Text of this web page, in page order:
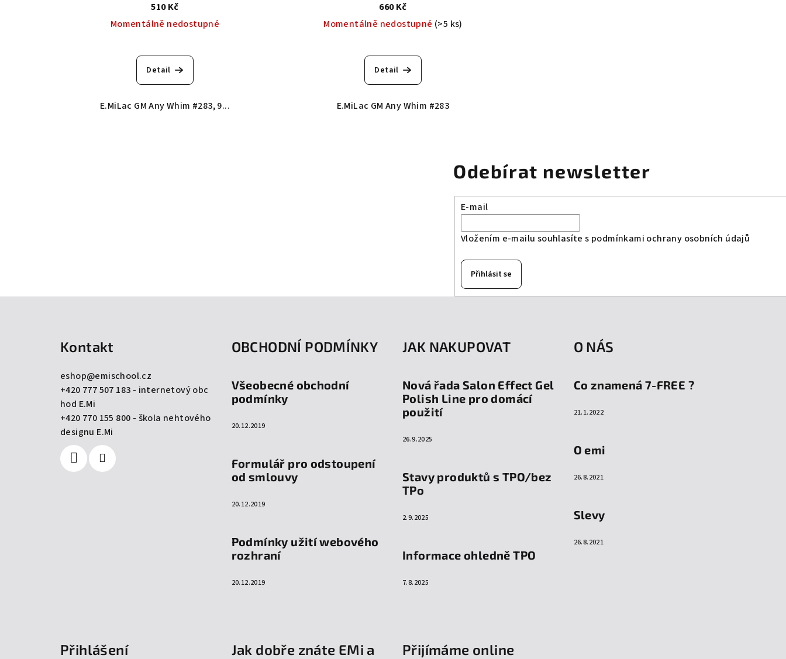
510 Kč
Momentálně nedostupné
Detail
E.MiLac GM Any Whim #283, 9...
660 Kč
Momentálně nedostupné (>5 ks)
Detail
E.MiLac GM Any Whim #283
Odebírat newsletter
E-mail
Vložením e-mailu souhlasíte s podmínkami ochrany osobních údajů
Přihlásit se
Kontakt
eshop@emischool.cz
+420 777 507 183 - internetový obc
hod E.Mi
+420 770 155 800 - škola nehtového
designu E.Mi
OBCHODNÍ PODMÍNKY
Všeobecné obchodní
podmínky
20.12.2019
Formulář pro odstoupení
od smlouvy
20.12.2019
Podmínky užití webového
rozhraní
20.12.2019
JAK NAKUPOVAT
Nová řada Salon Effect Gel
Polish Line pro domácí
použití
26.9.2025
Stavy produktů s TPO/bez
TPo
2.9.2025
Informace ohledně TPO
7.8.2025
O NÁS
Co znamená 7-FREE ?
21.1.2022
O emi
26.8.2021
Slevy
26.8.2021
Přihlášení
Jak dobře znáte EMi a
Přijímáme online